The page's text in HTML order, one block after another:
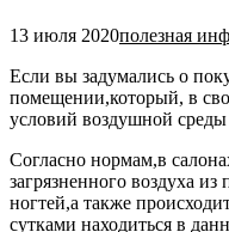
13 июля 2020полезная
Если вы задумались о
помещении,который, в
условий воздушной
Согласно нормам,в
загрязненного воздуха
ногтей,а также
сутками находиться в